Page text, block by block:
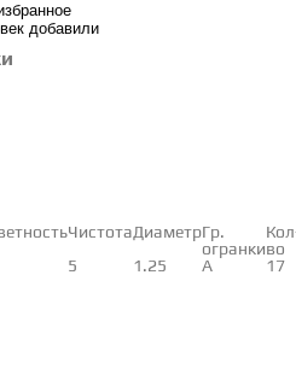
добавили
ЧистотаДиаметрГр.
огранкиво
5 1.25 А 17